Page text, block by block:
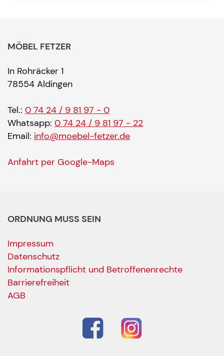
MÖBEL FETZER
In Rohräcker 1
78554 Aldingen
Tel.: 0 74 24 / 9 81 97 - 0
Whatsapp: 0 74 24 / 9 81 97 - 22
Email: info@moebel-fetzer.de
Anfahrt per Google-Maps
ORDNUNG MUSS SEIN
Impressum
Datenschutz
Informationspflicht und Betroffenenrechte
Barrierefreiheit
AGB